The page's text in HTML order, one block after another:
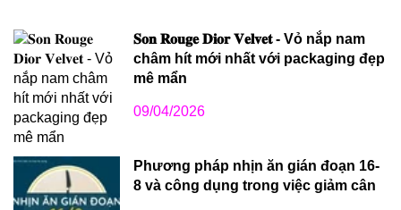
𝐒𝐨𝐧 𝐑𝐨𝐮𝐠𝐞 𝐃𝐢𝐨𝐫 𝐕𝐞𝐥𝐯𝐞𝐭 - Vỏ nắp nam
châm hít mới nhất với packaging đẹp
mê mẩn
09/04/2026
Phương pháp nhịn ăn gián đoạn 16-
8 và công dụng trong việc giảm cân